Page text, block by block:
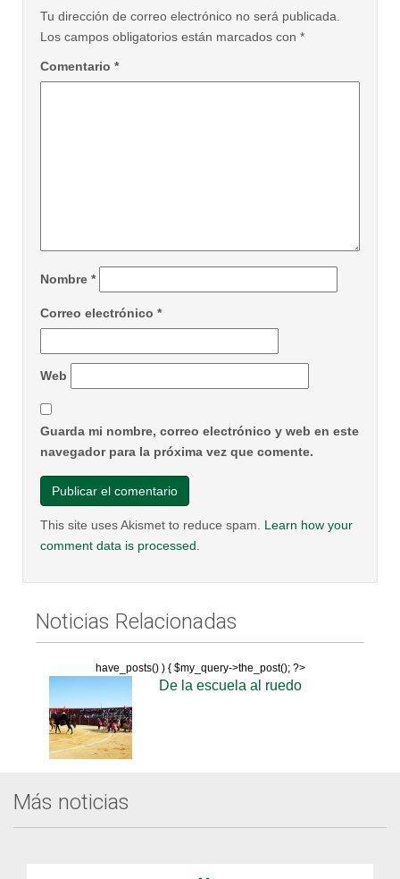
Tu dirección de correo electrónico no será publicada.
Los campos obligatorios están marcados con *
Comentario *
Nombre *
Correo electrónico *
Web
Guarda mi nombre, correo electrónico y web en este
navegador para la próxima vez que comente.
This site uses Akismet to reduce spam. Learn how your
comment data is processed
Noticias Relacionadas
have_posts() ) { $my_query->the_post(); ?>
De la escuela al ruedo
Más noticias